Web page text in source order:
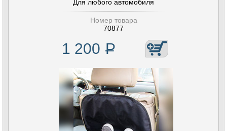
Для любого автомобиля
Номер товара
70877
1 200 Р